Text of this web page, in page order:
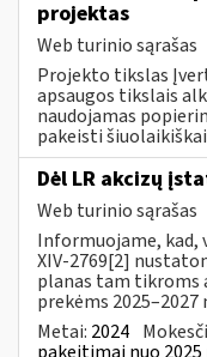
projektas
Web turinio sąrašas
Projekto tikslas
apsaugos tikslais
naudojamas
pakeisti
Dėl LR akcizų
Web turinio sąrašas
Informuojame, kad,
XIV-2769[2]
planas tam tikroms
prekėms 2025–2027
Metai: 2024
pakeitimai nuo 2025